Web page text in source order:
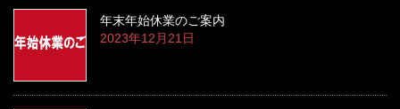
年末年始休業のご案内
2023年12月21日